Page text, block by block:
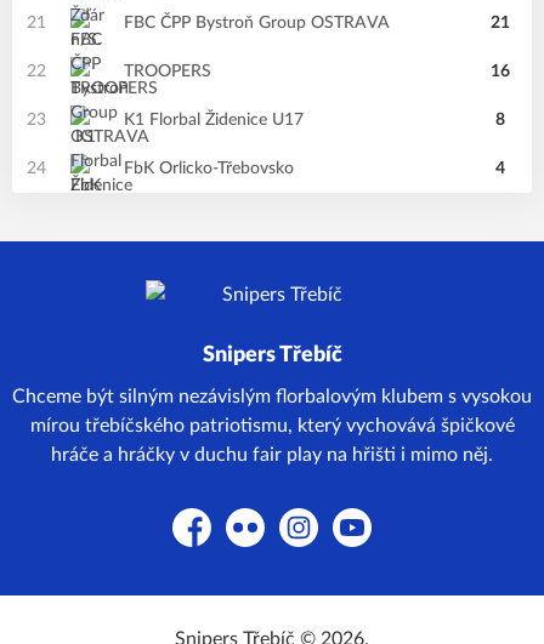
21 FBC ČPP Bystroň Group OSTRAVA 21
22 TROOPERS 16
23 K1 Florbal Židenice U17 8
24 FbK Orlicko-Třebovsko 4
Snipers Třebíč
Chceme být silným nezávislým florbalovým klubem s vysokou
mírou třebíčského patriotismu, který vychovává špičkové
hráče a hráčky v duchu fair play na hřišti i mimo něj.
FacebookFlickr InstagramYouTube
Snipers Třebíč © 2026.